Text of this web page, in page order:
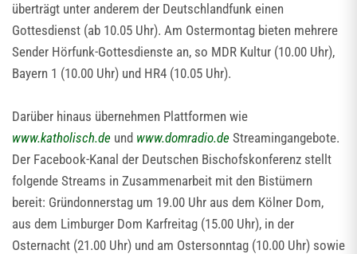
überträgt unter anderem der Deutschlandfunk einen
Gottesdienst (ab 10.05 Uhr). Am Ostermontag bieten mehrere
Sender Hörfunk-Gottesdienste an, so MDR Kultur (10.00 Uhr),
Bayern 1 (10.00 Uhr) und HR4 (10.05 Uhr).
Darüber hinaus übernehmen Plattformen wie
www.katholisch.de und www.domradio.de Streamingangebote.
Der Facebook-Kanal der Deutschen Bischofskonferenz stellt
folgende Streams in Zusammenarbeit mit den Bistümern
bereit: Gründonnerstag um 19.00 Uhr aus dem Kölner Dom,
aus dem Limburger Dom Karfreitag (15.00 Uhr), in der
Osternacht (21.00 Uhr) und am Ostersonntag (10.00 Uhr) sowie